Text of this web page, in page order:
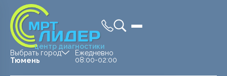
центр диагностики
Выбрать город
Тюмень
Ежедневно
08:00-02:00